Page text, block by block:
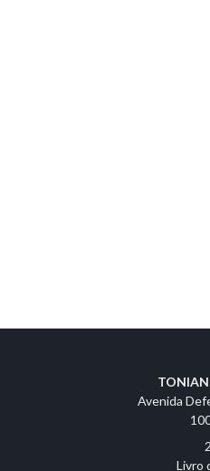
Avenida
Livro